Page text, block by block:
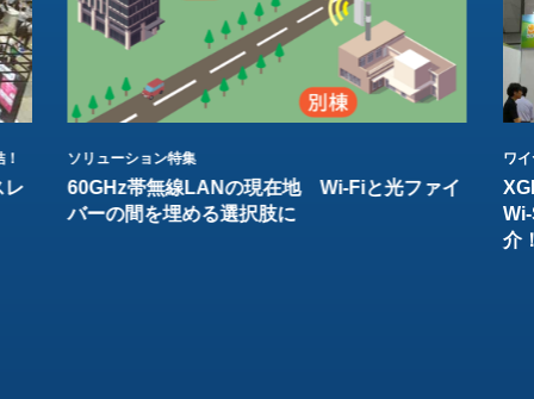
レ
ソリューション特集
60GHz帯無線LANの現在地 Wi-Fiと光ファイ
バーの間を埋める選択肢に
ワ
介